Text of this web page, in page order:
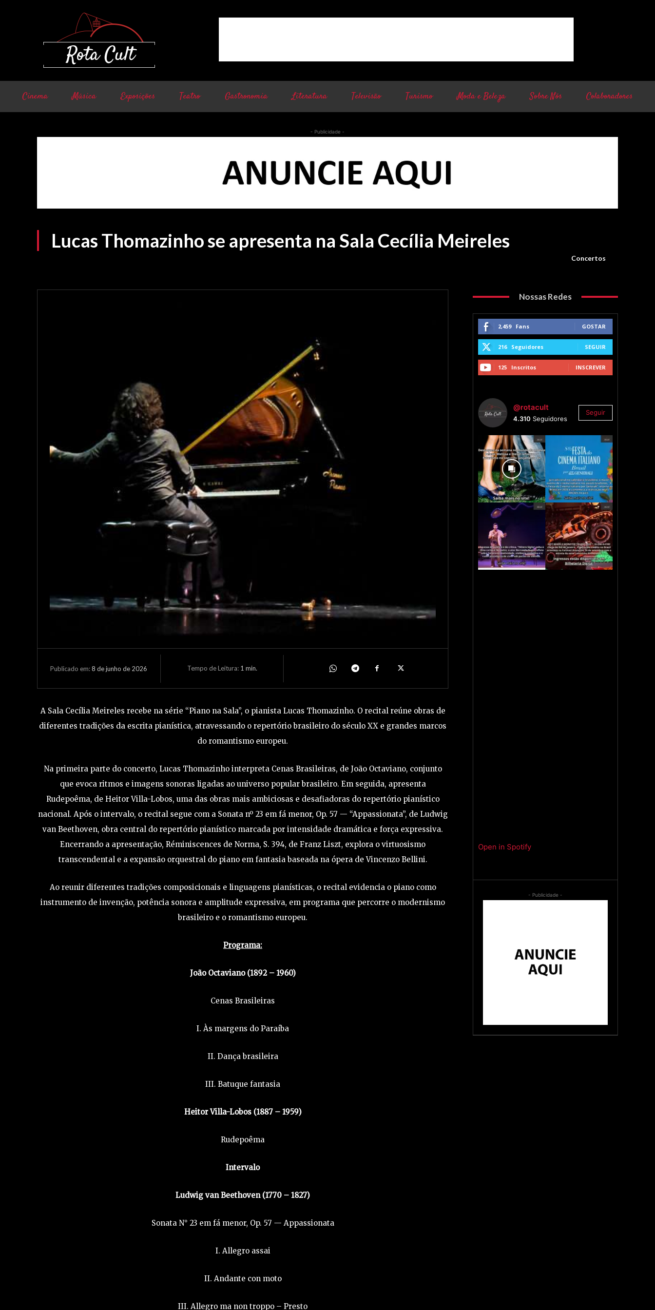
Cinema Música Exposições Teatro Gastronomia Literatura Televisão Turismo Moda e Beleza Sobre Nós Colaboradores
- Publicidade -
Lucas Thomazinho se apresenta na Sala Cecília Meireles
Concertos
Publicado em: 8 de junho de 2026 Tempo de Leitura: 1 min.
A Sala Cecília Meireles recebe na série “Piano na Sala”, o pianista Lucas Thomazinho. O recital reúne obras de
diferentes tradições da escrita pianística, atravessando o repertório brasileiro do século XX e grandes marcos
do romantismo europeu.
Na primeira parte do concerto, Lucas Thomazinho interpreta Cenas Brasileiras, de João Octaviano, conjunto
que evoca ritmos e imagens sonoras ligadas ao universo popular brasileiro. Em seguida, apresenta
Rudepoêma, de Heitor Villa-Lobos, uma das obras mais ambiciosas e desafiadoras do repertório pianístico
nacional. Após o intervalo, o recital segue com a Sonata nº 23 em fá menor, Op. 57 — “Appassionata”, de Ludwig
van Beethoven, obra central do repertório pianístico marcada por intensidade dramática e força expressiva.
Encerrando a apresentação, Réminiscences de Norma, S. 394, de Franz Liszt, explora o virtuosismo
transcendental e a expansão orquestral do piano em fantasia baseada na ópera de Vincenzo Bellini.
Ao reunir diferentes tradições composicionais e linguagens pianísticas, o recital evidencia o piano como
instrumento de invenção, potência sonora e amplitude expressiva, em programa que percorre o modernismo
brasileiro e o romantismo europeu.
Programa:
João Octaviano (1892 – 1960)
Cenas Brasileiras
I. Às margens do Paraíba
II. Dança brasileira
III. Batuque fantasia
Heitor Villa-Lobos (1887 – 1959)
Rudepoêma
Intervalo
Ludwig van Beethoven (1770 – 1827)
Sonata N° 23 em fá menor, Op. 57 — Appassionata
I. Allegro assai
II. Andante con moto
III. Allegro ma non troppo – Presto
Nossas Redes
2,459 Fans GOSTAR
216 Seguidores SEGUIR
125 Inscritos INSCREVER
@rotacult
4.310 Seguidores
Seguir
Open in Spotify
- Publicidade -